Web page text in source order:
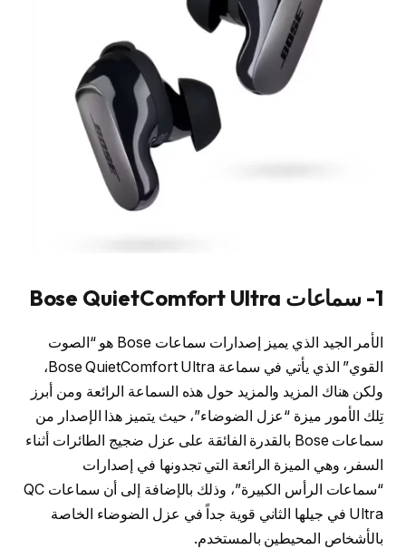
1- سماعات Bose QuietComfort Ultra
الأمر الجيد الذي يميز إصدارات سماعات Bose هو “الصوت
القوي” الذي يأتي في سماعة Bose QuietComfort Ultra،
ولكن هناك المزيد والمزيد حول هذه السماعة الرائعة ومن أبرز
تِلك الأمور ميزة “عزل الضوضاء”، حيث يتميز هذا الإصدار من
سماعات Bose بالقدرة الفائقة على عزل ضجيج الطائرات أثناء
السفر، وهي الميزة الرائعة التي تجدونها في إصدارات
“سماعات الرأس الكبيرة”، وذلك بالإضافة إلى أن سماعات QC
Ultra في جيلها الثاني قوية جداً في عزل الضوضاء الخاصة
بالأشخاص المحيطين بالمستخدم.